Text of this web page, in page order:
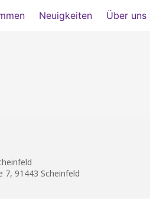
Neuigkeiten Über uns
7, 91443 Scheinfeld